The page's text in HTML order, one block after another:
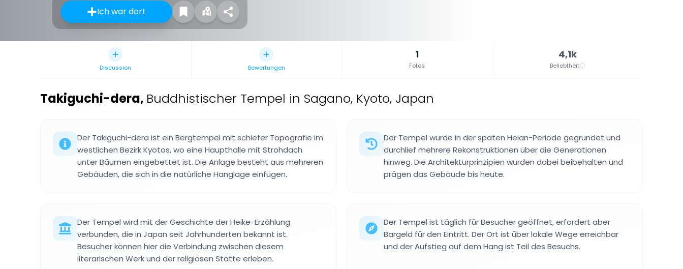
Ich war dort
Discussion Bewertungen
1
Fotos
4,1k
Beliebtheit
Takiguchi-dera, Buddhistischer Tempel in Sagano, Kyoto, Japan
Der Takiguchi-dera ist ein Bergtempel mit schiefer Topografie im
westlichen Bezirk Kyotos, wo eine Haupthalle mit Strohdach
unter Bäumen eingebettet ist. Die Anlage besteht aus mehreren
Gebäuden, die sich in die natürliche Hanglage einfügen.
Der Tempel wurde in der späten Heian-Periode gegründet und
durchlief mehrere Rekonstruktionen über die Generationen
hinweg. Die Architekturprinzipien wurden dabei beibehalten und
prägen das Gebäude bis heute.
Der Tempel wird mit der Geschichte der Heike-Erzählung
verbunden, die in Japan seit Jahrhunderten bekannt ist.
Besucher können hier die Verbindung zwischen diesem
literarischen Werk und der religiösen Stätte erleben.
Der Tempel ist täglich für Besucher geöffnet, erfordert aber
Bargeld für den Eintritt. Der Ort ist über lokale Wege erreichbar
und der Aufstieg auf dem Hang ist Teil des Besuchs.